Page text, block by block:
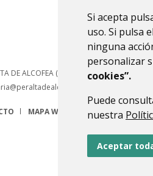
Si acepta
uso. Si pulsa
ninguna
personalizar
cookies”.
Puede
nuestra
Aceptar
DE ALCOFEA (HUESCA) - ARAGÓN
MAPA WEB AVISO LEGAL